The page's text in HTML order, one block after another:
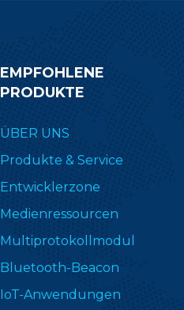
EMPFOHLENE
PRODUKTE
ÜBER UNS
Produkte & Service
Entwicklerzone
Medienressourcen
Multiprotokollmodul
Bluetooth-Beacon
IoT-Anwendungen